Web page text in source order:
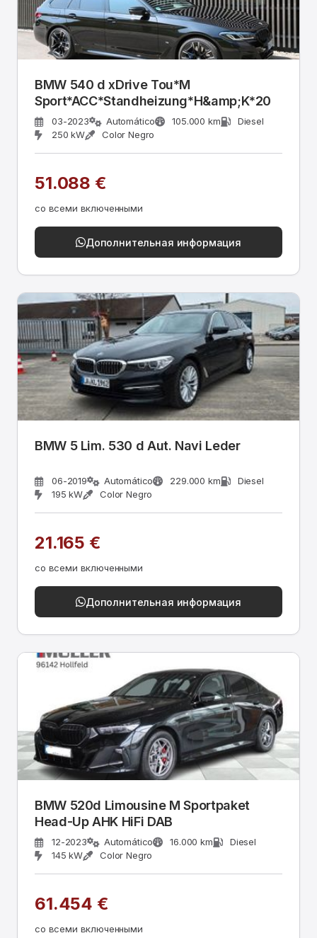
BMW 540 d xDrive Tou*M
Sport*ACC*Standheizung*H&amp;K*20
03-2023 Automático 105.000 km
Diesel
250 kW
Color Negro
51.088 €
со всеми включенными
Дополнительная информация
BMW 5 Lim. 530 d Aut. Navi Leder
06-2019 Automático 229.000 km
Diesel
195 kW
Color Negro
21.165 €
со всеми включенными
Дополнительная информация
BMW 520d Limousine M Sportpaket
Head-Up AHK HiFi DAB
12-2023 Automático 16.000 km
Diesel
145 kW
Color Negro
61.454 €
со всеми включенными